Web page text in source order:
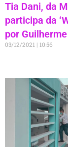
Tia Dani, da
participa da
por
03/12/2021 10:56